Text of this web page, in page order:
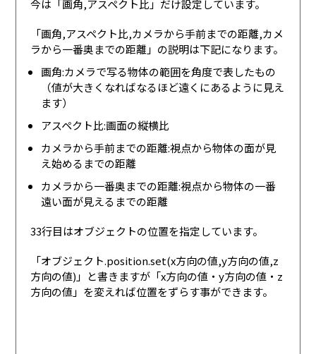
今は「画角,アスペクト比」だけ設定しています。
「画角,アスペクト比,カメラから手前までの距離,カメ
ラから一番奥までの距離」の説明は下記になります。
画角:カメラで写る物体の範囲を角度で表したもの
（値が大きくなればなるほど遠くにあるように見え
ます）
アスペクト比:画面の縦横比
カメラから手前までの距離:視点から物体の面が見
え始めるまでの距離
カメラから一番奥までの距離:視点から物体の一番
遠い面が見えるまでの距離
33行目はオブジェクトの位置を指定しています。
「オブジェクト.position.set(x方向の値,y方向の値,z
方向の値)」と書きますが「x方向の値・y方向の値・z
方向の値」を変えれば位置をずらす事ができます。